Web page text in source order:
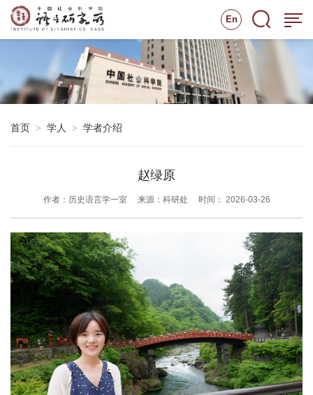
En
首页 > 学人 > 学者介绍
赵绿原
作者：历史语言学一室 来源：科研处 时间： 2026-03-26